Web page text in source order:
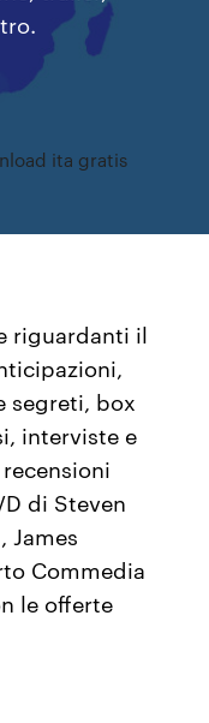
ita gratis
riguardanti il
segreti, box
interviste e
di Steven
James
Commedia
le offerte